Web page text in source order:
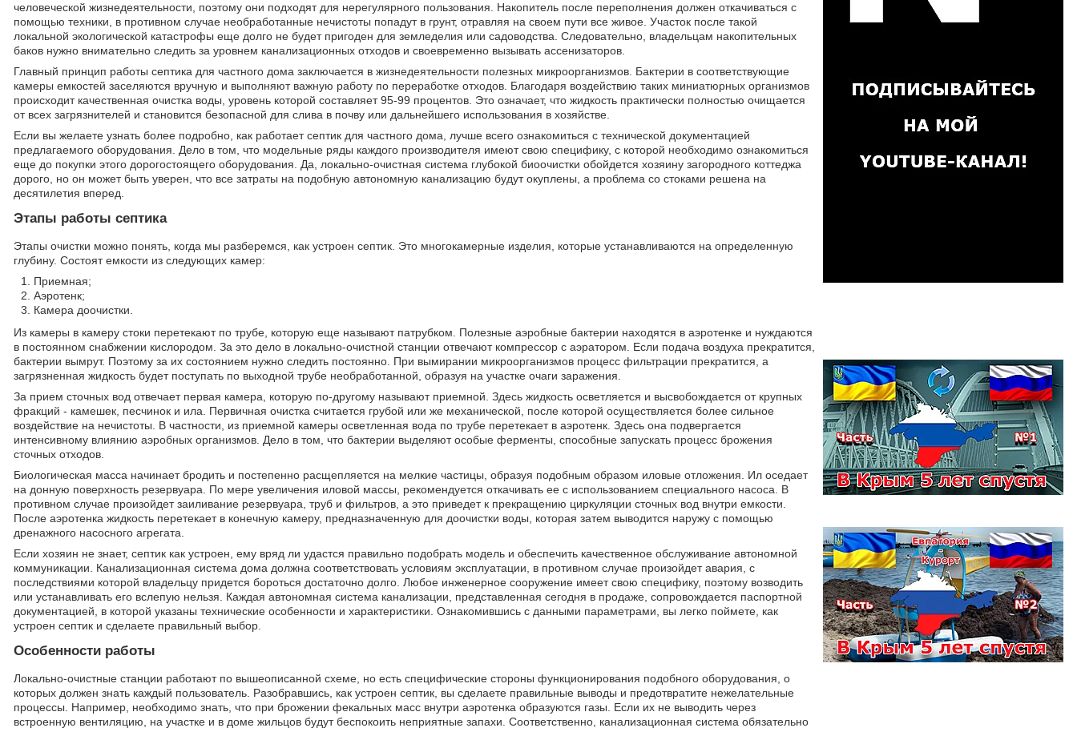
человеческой жизнедеятельности, поэтому они подходят для нерегулярного пользования. Накопитель после переполнения должен откачиваться с
помощью техники, в противном случае необработанные нечистоты попадут в грунт, отравляя на своем пути все живое. Участок после такой
локальной экологической катастрофы еще долго не будет пригоден для земледелия или садоводства. Следовательно, владельцам накопительных
баков нужно внимательно следить за уровнем канализационных отходов и своевременно вызывать ассенизаторов.
Главный принцип работы септика для частного дома заключается в жизнедеятельности полезных микроорганизмов. Бактерии в соответствующие
камеры емкостей заселяются вручную и выполняют важную работу по переработке отходов. Благодаря воздействию таких миниатюрных организмов
происходит качественная очистка воды, уровень которой составляет 95-99 процентов. Это означает, что жидкость практически полностью очищается
от всех загрязнителей и становится безопасной для слива в почву или дальнейшего использования в хозяйстве.
Если вы желаете узнать более подробно, как работает септик для частного дома, лучше всего ознакомиться с технической документацией
предлагаемого оборудования. Дело в том, что модельные ряды каждого производителя имеют свою специфику, с которой необходимо ознакомиться
еще до покупки этого дорогостоящего оборудования. Да, локально-очистная система глубокой биоочистки обойдется хозяину загородного коттеджа
дорого, но он может быть уверен, что все затраты на подобную автономную канализацию будут окуплены, а проблема со стоками решена на
десятилетия вперед.
Этапы работы септика
Этапы очистки можно понять, когда мы разберемся, как устроен септик. Это многокамерные изделия, которые устанавливаются на определенную
глубину. Состоят емкости из следующих камер:
Приемная;
Аэротенк;
Камера доочистки.
Из камеры в камеру стоки перетекают по трубе, которую еще называют патрубком. Полезные аэробные бактерии находятся в аэротенке и нуждаются
в постоянном снабжении кислородом. За это дело в локально-очистной станции отвечают компрессор с аэратором. Если подача воздуха прекратится,
бактерии вымрут. Поэтому за их состоянием нужно следить постоянно. При вымирании микроорганизмов процесс фильтрации прекратится, а
загрязненная жидкость будет поступать по выходной трубе необработанной, образуя на участке очаги заражения.
За прием сточных вод отвечает первая камера, которую по-другому называют приемной. Здесь жидкость осветляется и высвобождается от крупных
фракций - камешек, песчинок и ила. Первичная очистка считается грубой или же механической, после которой осуществляется более сильное
воздействие на нечистоты. В частности, из приемной камеры осветленная вода по трубе перетекает в аэротенк. Здесь она подвергается
интенсивному влиянию аэробных организмов. Дело в том, что бактерии выделяют особые ферменты, способные запускать процесс брожения
сточных отходов.
Биологическая масса начинает бродить и постепенно расщепляется на мелкие частицы, образуя подобным образом иловые отложения. Ил оседает
на донную поверхность резервуара. По мере увеличения иловой массы, рекомендуется откачивать ее с использованием специального насоса. В
противном случае произойдет заиливание резервуара, труб и фильтров, а это приведет к прекращению циркуляции сточных вод внутри емкости.
После аэротенка жидкость перетекает в конечную камеру, предназначенную для доочистки воды, которая затем выводится наружу с помощью
дренажного насосного агрегата.
Если хозяин не знает, септик как устроен, ему вряд ли удастся правильно подобрать модель и обеспечить качественное обслуживание автономной
коммуникации. Канализационная система дома должна соответствовать условиям эксплуатации, в противном случае произойдет авария, с
последствиями которой владельцу придется бороться достаточно долго. Любое инженерное сооружение имеет свою специфику, поэтому возводить
или устанавливать его вслепую нельзя. Каждая автономная система канализации, представленная сегодня в продаже, сопровождается паспортной
документацией, в которой указаны технические особенности и характеристики. Ознакомившись с данными параметрами, вы легко поймете, как
устроен септик и сделаете правильный выбор.
Особенности работы
Локально-очистные станции работают по вышеописанной схеме, но есть специфические стороны функционирования подобного оборудования, о
которых должен знать каждый пользователь. Разобравшись, как устроен септик, вы сделаете правильные выводы и предотвратите нежелательные
процессы. Например, необходимо знать, что при брожении фекальных масс внутри аэротенка образуются газы. Если их не выводить через
встроенную вентиляцию, на участке и в доме жильцов будут беспокоить неприятные запахи. Соответственно, канализационная система обязательно